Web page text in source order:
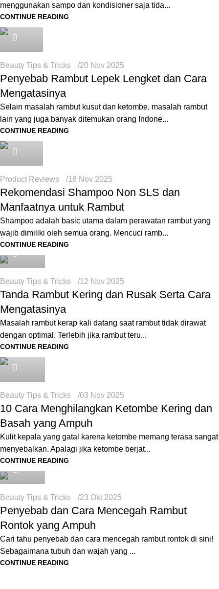
menggunakan sampo dan kondisioner saja tida...
CONTINUE READING
Beauty Tips & Tricks 20 Nov 2025
Penyebab Rambut Lepek Lengket dan Cara
Mengatasinya
Selain masalah rambut kusut dan ketombe, masalah rambut
lain yang juga banyak ditemukan orang Indone...
CONTINUE READING
Product Reviews 18 Nov 2025
Rekomendasi Shampoo Non SLS dan
Manfaatnya untuk Rambut
Shampoo adalah basic utama dalam perawatan rambut yang
wajib dimiliki oleh semua orang. Mencuci ramb...
CONTINUE READING
Icha
Beauty Tips & Tricks 12 Nov 2025
Tanda Rambut Kering dan Rusak Serta Cara
Mengatasinya
Masalah rambut kerap kali datang saat rambut tidak dirawat
dengan optimal. Terlebih jika rambut teru...
CONTINUE READING
Beauty Tips & Tricks 03 Nov 2025
10 Cara Menghilangkan Ketombe Kering dan
Basah yang Ampuh
Kulit kepala yang gatal karena ketombe memang terasa sangat
menyebalkan. Apalagi jika ketombe berjat...
CONTINUE READING
Icha
Beauty Tips & Tricks 23 Okt 2025
Penyebab dan Cara Mencegah Rambut
Rontok yang Ampuh
Cari tahu penyebab dan cara mencegah rambut rontok di sini!
Sebagaimana tubuh dan wajah yang ...
CONTINUE READING